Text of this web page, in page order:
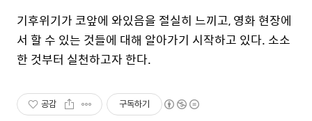
기후위기가 코앞에 와있음을 절실히 느끼고, 영화 현장에
서 할 수 있는 것들에 대해 알아가기 시작하고 있다. 소소
한 것부터 실천하고자 한다.
공감 구독하기